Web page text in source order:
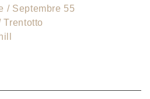
/ Septembre 55
Trentotto